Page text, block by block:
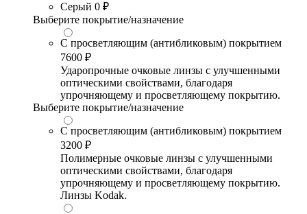
Серый 0 ₽
Выберите покрытие/назначение
С просветляющим (антибликовым) покрытием
7600 ₽
Ударопрочные очковые линзы с улучшенными
оптическими свойствами, благодаря
упрочняющему и просветляющему покрытию.
Выберите покрытие/назначение
С просветляющим (антибликовым) покрытием
3200 ₽
Полимерные очковые линзы с улучшенными
оптическими свойствами, благодаря
упрочняющему и просветляющему покрытию.
Линзы Kodak.